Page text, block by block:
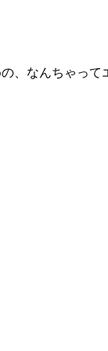
、なんちゃって